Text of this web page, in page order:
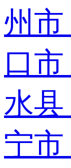
州市
口市
水县
宁市